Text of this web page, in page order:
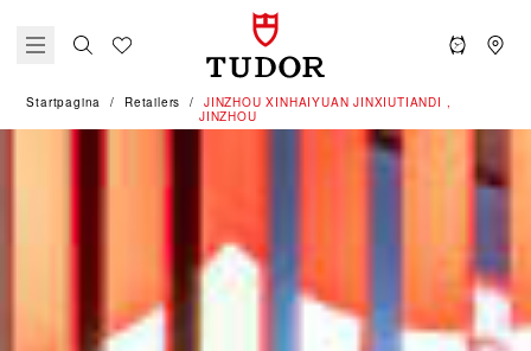
Startpagina Retailers
‭JINZHOU XINHAIYUAN JINXIUTIANDI ,
JINZHOU‬